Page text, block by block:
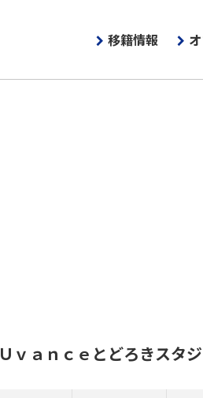
移籍情報
Ｕｖａｎｃｅとどろきス